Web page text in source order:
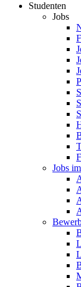
Studenten
Jobs
Jobs